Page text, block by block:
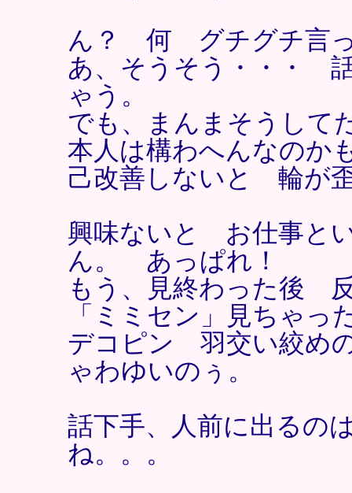
ん？ 何 グチグチ言
あ、そうそう・・・
ゃう。
でも、まんまそうし
本人は構わへんなの
己改善しないと 輪が
興味ないと お仕事と
ん。 あっぱれ！
もう、見終わった後
「ミミセン」見ちゃっ
デコピン 羽交い絞め
ゃわゆいのぅ。
話下手、人前に出るの
ね。。。